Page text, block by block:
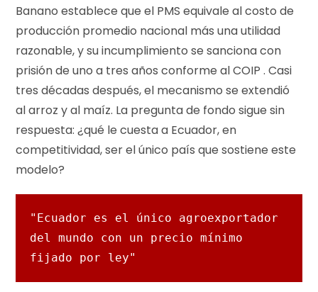
Banano establece que el PMS equivale al costo de
producción promedio nacional más una utilidad
razonable, y su incumplimiento se sanciona con
prisión de uno a tres años conforme al COIP . Casi
tres décadas después, el mecanismo se extendió
al arroz y al maíz. La pregunta de fondo sigue sin
respuesta: ¿qué le cuesta a Ecuador, en
competitividad, ser el único país que sostiene este
modelo?
"Ecuador es el único agroexportador
del mundo con un precio mínimo
fijado por ley"